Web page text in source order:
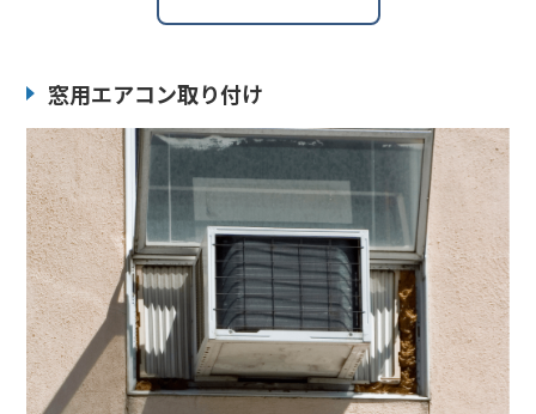
窓用エアコン取り付け